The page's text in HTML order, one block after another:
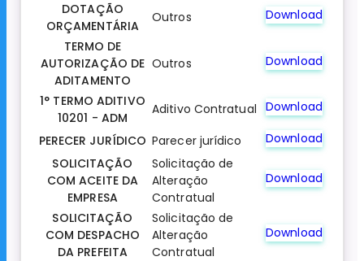
DOTAÇÃO
ORÇAMENTÁRIA
Outros
Download
TERMO DE
AUTORIZAÇÃO DE
ADITAMENTO
Outros Download
1° TERMO ADITIVO
10201 - ADM
Aditivo Contratual Download
PERECER JURÍDICO Parecer jurídico
Download
SOLICITAÇÃO
COM ACEITE DA
EMPRESA
Solicitação de
Alteração
Contratual
Download
SOLICITAÇÃO
COM DESPACHO
DA PREFEITA
Solicitação de
Alteração
Contratual
Download